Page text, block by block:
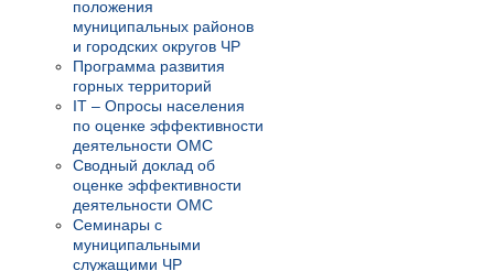
положения
муниципальных районов
и городских округов ЧР
Программа развития
горных территорий
IT – Опросы населения
по оценке эффективности
деятельности ОМС
Сводный доклад об
оценке эффективности
деятельности ОМС
Семинары с
муниципальными
служащими ЧР